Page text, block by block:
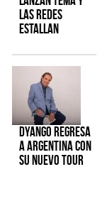
las redes
estallan
Dyango regresa
a Argentina con
su nuevo tour